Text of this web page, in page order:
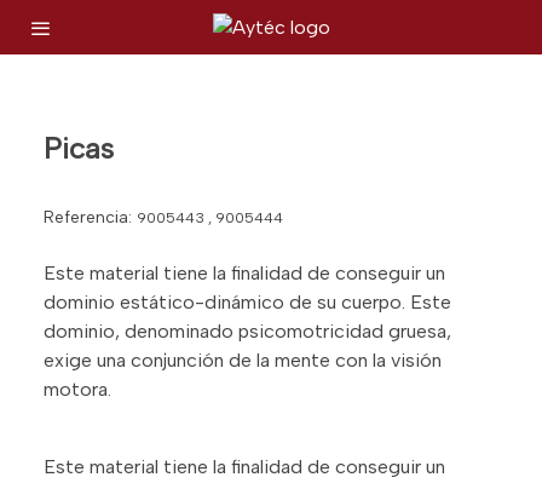
Picas
Referencia: 9005443 , 9005444
Este material tiene la finalidad de conseguir un
dominio estático-dinámico de su cuerpo. Este
dominio, denominado psicomotricidad gruesa,
exige una conjunción de la mente con la visión
motora.
Este material tiene la finalidad de conseguir un